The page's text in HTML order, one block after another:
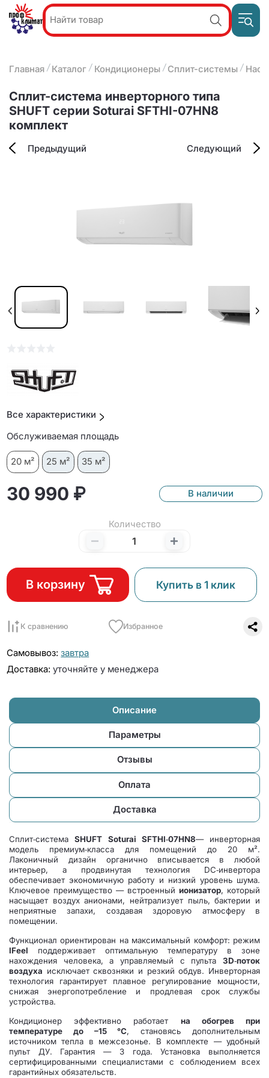
Акции и
О компании
Наши услуги
Оплата и доставка
8
25-
93-63
Главная Каталог Кондиционеры Сплит-системы
Сплит-система инверторного типа
SHUFT серии Soturai SFTHI-07HN8
комплект
Предыдущий Следующий
Все характеристики
Обслуживаемая площадь
20 м² 25 м² 35 м²
30 990 ₽ В наличии
Количество
В корзину Купить в 1 клик
К сравнению Избранное
Самовывоз: завтра
Доставка: уточняйте у менеджера
Описание
Параметры
Отзывы
Оплата
Доставка
Сплит‑системаSHUFT Soturai SFTHI‑07HN8— инверторная
модель премиум‑класса для помещений до 20 м².
Лаконичный дизайн органично вписывается в любой
интерьер, а продвинутая технология DC‑инвертора
обеспечивает экономичную работу и низкий уровень шума.
Ключевое преимущество — встроенныйионизатор, который
насыщает воздух анионами, нейтрализует пыль, бактерии и
неприятные запахи, создавая здоровую атмосферу в
помещении.
Функционал ориентирован на максимальный комфорт: режим
IFeel поддерживает оптимальную температуру в зоне
нахождения человека, а управляемый с пульта3D‑поток
воздуха исключает сквозняки и резкий обдув. Инверторная
технология гарантирует плавное регулирование мощности,
снижая энергопотребление и продлевая срок службы
устройства.
Кондиционер эффективно работает на обогрев при
температуре до –15 °C, становясь дополнительным
источником тепла в межсезонье. В комплекте — удобный
пульт ДУ. Гарантия — 3 года. Установка выполняется
сертифицированными специалистами с соблюдением всех
гарантийных обязательств.